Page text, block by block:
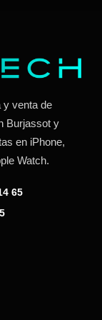
y venta de
Burjassot y
en iPhone,
Watch.
65